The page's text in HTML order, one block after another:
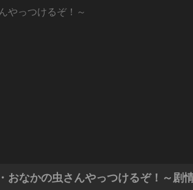
やっつけるぞ！～
なかの虫さんやっつけるぞ！～剧